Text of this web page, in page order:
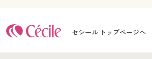
セシール トップページへ